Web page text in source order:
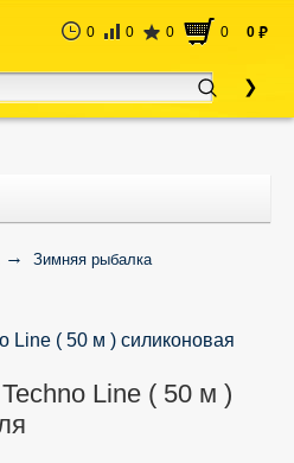
0 0 0 0 0 руб
Зимняя рыбалка
Line ( 50 м ) силиконовая
Line ( 50 м )